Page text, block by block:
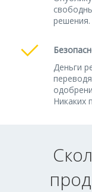
решения.
Деньги
Никаких